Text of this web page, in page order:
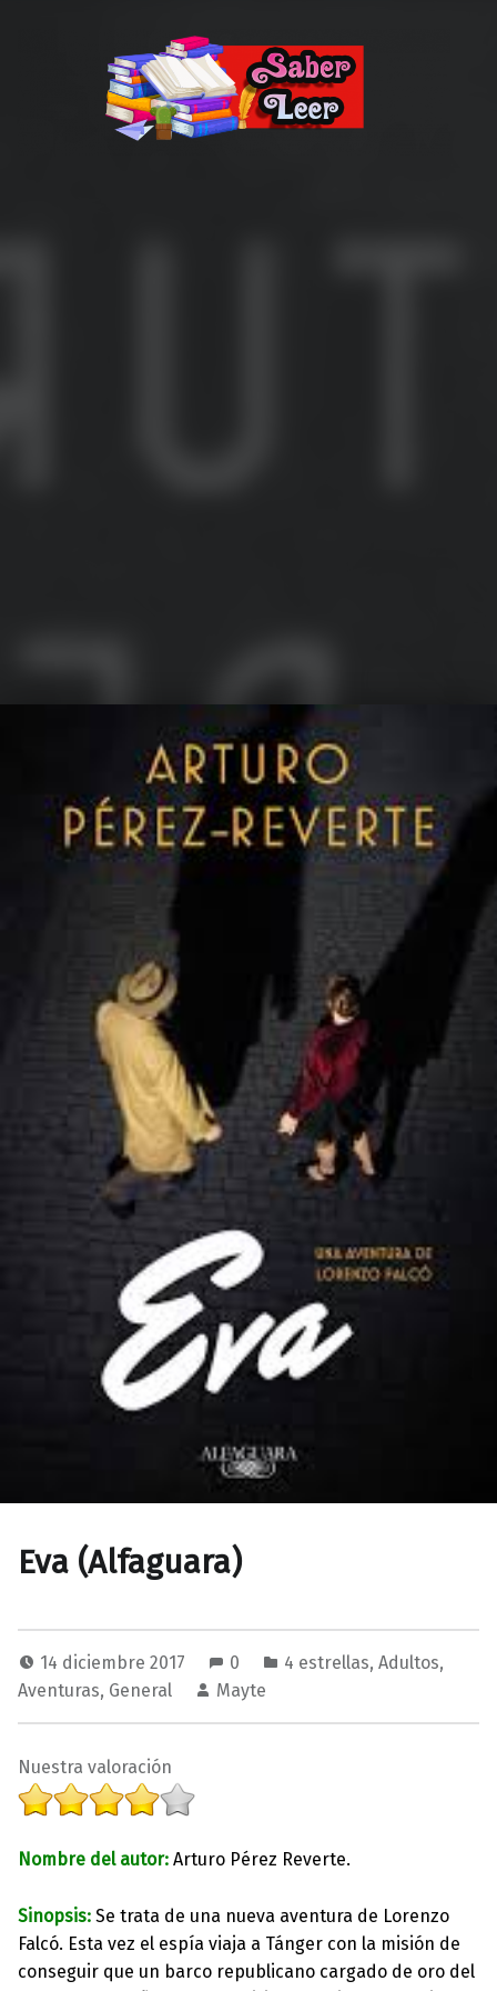
Eva (Alfaguara)
14 diciembre 2017 0 4 estrellas, Adultos,
Aventuras, General Mayte
Nuestra valoración
Nombre del autor: Arturo Pérez Reverte.
Sinopsis: Se trata de una nueva aventura de Lorenzo
Falcó. Esta vez el espía viaja a Tánger con la misión de
conseguir que un barco republicano cargado de oro del